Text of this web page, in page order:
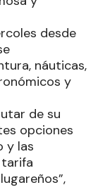
desde
náuticas,
y
de su
opciones
y las